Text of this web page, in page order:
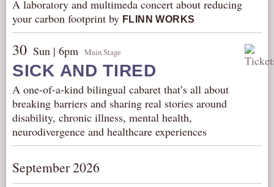
A laboratory and multimeda concert about reducing
your carbon footprint by FLINN WORKS
30 Sun | 6pm Main Stage
SICK AND TIRED
A one-of-a-kind bilingual cabaret that’s all about
breaking barriers and sharing real stories around
disability, chronic illness, mental health,
neurodivergence and healthcare experiences
September 2026